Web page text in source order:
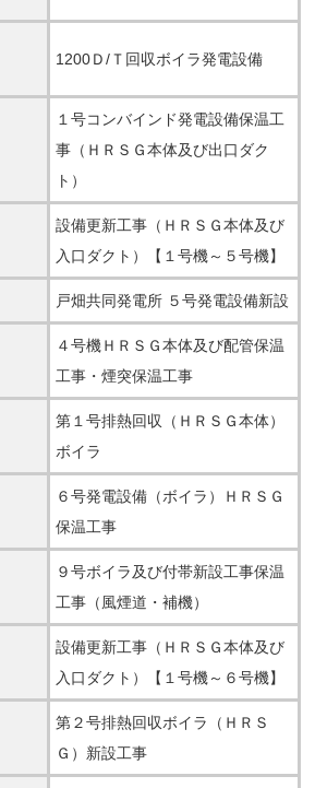
1200Ｄ/Ｔ回収ボイラ発電設備
１号コンバインド発電設備保温工
事（ＨＲＳＧ本体及び出口ダク
ト）
設備更新工事（ＨＲＳＧ本体及び
入口ダクト）【１号機～５号機】
戸畑共同発電所 ５号発電設備新設
４号機ＨＲＳＧ本体及び配管保温
工事・煙突保温工事
第１号排熱回収（ＨＲＳＧ本体）
ボイラ
６号発電設備（ボイラ）ＨＲＳＧ
保温工事
９号ボイラ及び付帯新設工事保温
工事（風煙道・補機）
設備更新工事（ＨＲＳＧ本体及び
入口ダクト）【１号機～６号機】
第２号排熱回収ボイラ（ＨＲＳ
Ｇ）新設工事